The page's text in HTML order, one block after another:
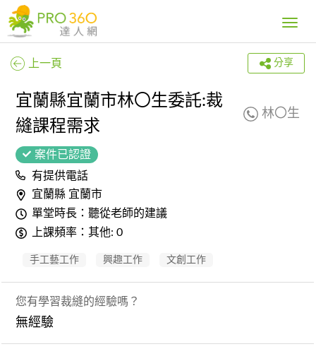
Toggle
上一頁 分享
宜蘭縣宜蘭市林〇生委託:裁
縫課程需求
林〇生
案件已認證
有提供電話
宜蘭縣 宜蘭市
單堂時長：聽從老師的建議
上課頻率：其他: 0
手工藝工作 興趣工作 文創工作
您有學習裁縫的經驗嗎？
無經驗